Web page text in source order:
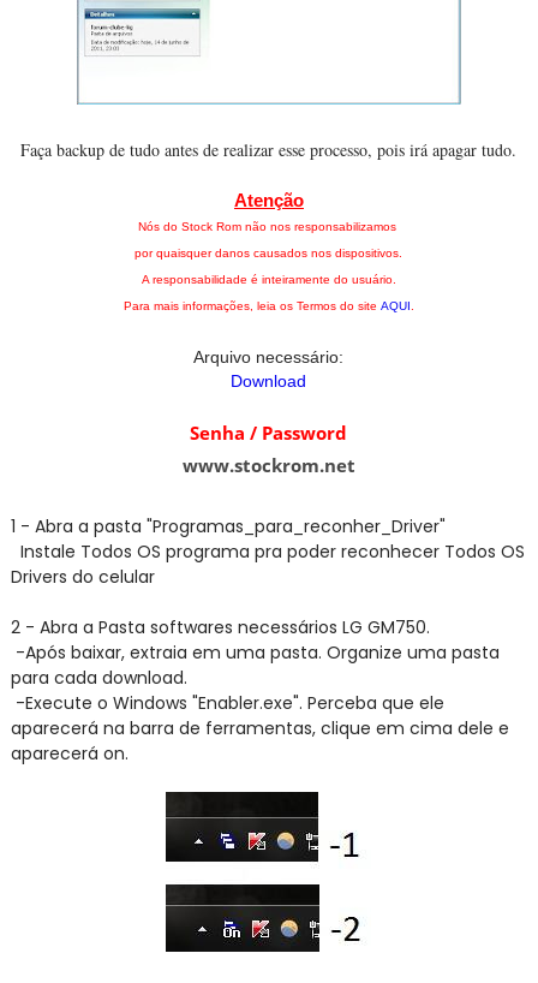
Faça backup de tudo antes de realizar esse processo, pois irá apagar tudo.
Atenção
Nós do Stock Rom não nos responsabilizamos
por quaisquer danos causados nos dispositivos.
A responsabilidade é inteiramente do usuário.
Para mais informações, leia os Termos do site AQUI
Arquivo necessário:
Download
Senha / Password
www.stockrom.net
1 - Abra a pasta "Programas_para_reconher_Driver"
Instale Todos OS programa pra poder reconhecer Todos OS
Drivers do celular
2 - Abra a Pasta softwares necessários LG GM750.
-Após baixar, extraia em uma pasta. Organize uma pasta
para cada download.
-Execute o Windows "Enabler.exe". Perceba que ele
aparecerá na barra de ferramentas, clique em cima dele e
aparecerá on.